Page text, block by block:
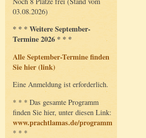
03.08.2026)
* * * Weitere September-
Termine 2026 * * *
Alle September-Termine finden
Sie hier (link)
Eine Anmeldung ist erforderlich.
* * * Das gesamte Programm
finden Sie hier, unter diesen Link:
www.prachtlamas.de/programm
* * *